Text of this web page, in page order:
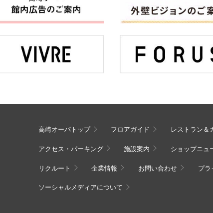
高崎オーパトップ フロアガイド レストラン＆
アクセス・パーキング 施設案内 ショップニュ
リクルート 企業情報 お問い合わせ プ
ソーシャルメディアについて